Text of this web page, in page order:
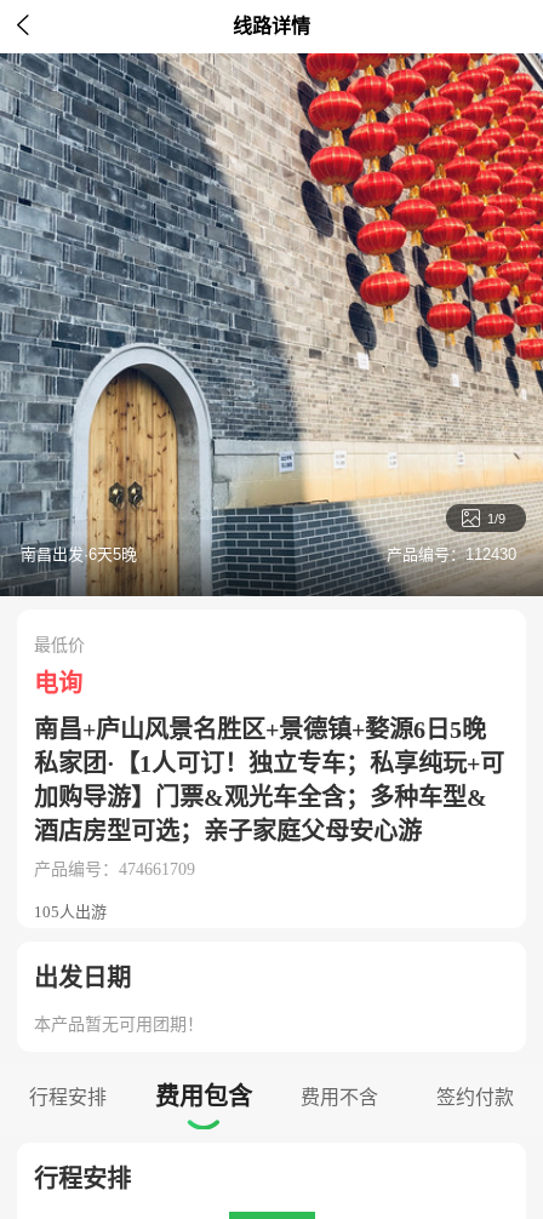
 线路详情
 2/9
南昌出发·6天5晚 产品编号：112430
最低价
电询
南昌+庐山风景名胜区+景德镇+婺源6日5晚
私家团·【1人可订！独立专车；私享纯玩+可
加购导游】门票&观光车全含；多种车型&
酒店房型可选；亲子家庭父母安心游
产品编号：474661709
105人出游
出发日期
本产品暂无可用团期！
行程安排 费用包含 费用不含 签约付款

行程安排